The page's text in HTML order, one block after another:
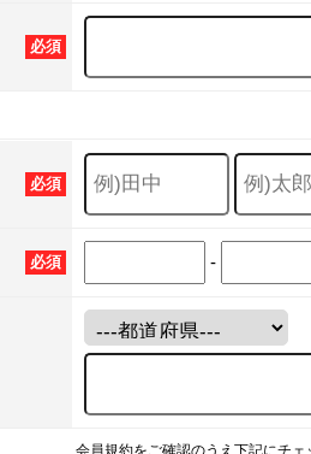
必須
必須
必須 -
会員規約をご確認のうえ下記にチェ